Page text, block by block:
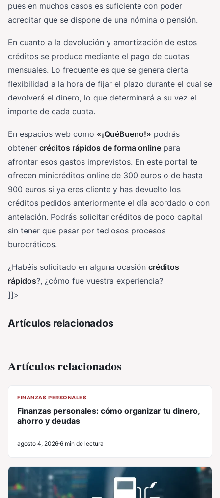
pues en muchos casos es suficiente con poder
acreditar que se dispone de una nómina o pensión.
En cuanto a la devolución y amortización de estos
créditos se produce mediante el pago de cuotas
mensuales. Lo frecuente es que se genera cierta
flexibilidad a la hora de fijar el plazo durante el cual se
devolverá el dinero, lo que determinará a su vez el
importe de cada cuota.
En espacios web como «¡QuéBueno!» podrás
obtener créditos rápidos de forma online para
afrontar esos gastos imprevistos. En este portal te
ofrecen minicréditos online de 300 euros o de hasta
900 euros si ya eres cliente y has devuelto los
créditos pedidos anteriormente el día acordado o con
antelación. Podrás solicitar créditos de poco capital
sin tener que pasar por tediosos procesos
burocráticos.
¿Habéis solicitado en alguna ocasión créditos
rápidos?, ¿cómo fue vuestra experiencia?
]]>
Artículos relacionados
Artículos relacionados
FINANZAS PERSONALES
Finanzas personales: cómo organizar tu dinero,
ahorro y deudas
agosto 4, 2026 6 min de lectura